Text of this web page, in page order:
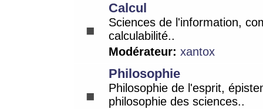
Calcul
Sciences de l'information,
calculabilité..
Modérateur: xantox
Philosophie
Philosophie de l'esprit,
philosophie des sciences..